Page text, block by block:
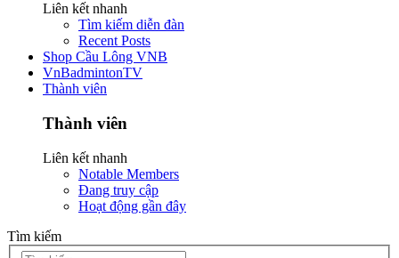
Liên kết nhanh
Tìm kiếm diễn đàn
Recent Posts
Shop Cầu Lông VNB
VnBadmintonTV
Thành viên
Thành viên
Liên kết nhanh
Notable Members
Đang truy cập
Hoạt động gần đây
Tìm kiếm